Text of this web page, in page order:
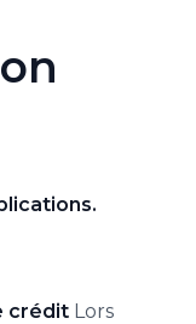
crédit Lors